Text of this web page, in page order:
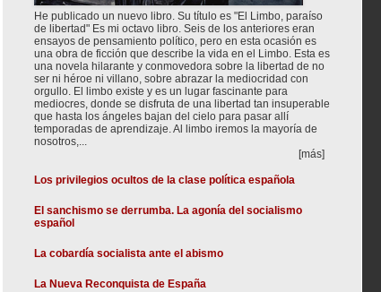
He publicado un nuevo libro. Su título es "El Limbo, paraíso
de libertad" Es mi octavo libro. Seis de los anteriores eran
ensayos de pensamiento político, pero en esta ocasión es
una obra de ficción que describe la vida en el Limbo. Esta es
una novela hilarante y conmovedora sobre la libertad de no
ser ni héroe ni villano, sobre abrazar la mediocridad con
orgullo. El limbo existe y es un lugar fascinante para
mediocres, donde se disfruta de una libertad tan insuperable
que hasta los ángeles bajan del cielo para pasar allí
temporadas de aprendizaje. Al limbo iremos la mayoría de
nosotros,...
[más]
Los privilegios ocultos de la clase política española
El sanchismo se derrumba. La agonía del socialismo
español
La cobardía socialista ante el abismo
La Nueva Reconquista de España